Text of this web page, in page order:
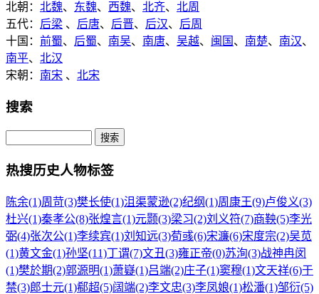
北朝： 北魏、 东魏、 西魏、 北齐、 北周
五代： 后梁 、 后唐、 后晋、 后汉、 后周
十国： 前蜀、 后蜀、 南吴、 南唐、 吴越、 闽国 、 南楚、 南汉、
南平、 北汉
宋朝： 南宋 、 北宋
搜索
热搜历史人物标签
陈余(1)周苛(3)樊长使(1)沮渠蒙逊(2)纪纲(1)周康王(9)卢俊义(3)
杜兴(1)秦孝公(8)张煌言(1)元颢(3)梁习(2)刘义符(7)商鞅(5)李光
弼(4)张次公(1)李续宾(1)刘知远(3)荀彧(6)宋濂(6)宋度宗(2)吴苋
(1)黄文金(1)孙坚(11)丁谓(7)文丑(3)雍正帝(0)苏洵(3)战神冉闵
(1)樊於期(2)郭源明(1)萧嶷(1)吕端(2)庄子(1)窦穆(1)文天祥(6)于
禁(3)郎士元(1)郗超(5)阔端(2)李文忠(3)李凤娘(1)松潘(1)邹衍(5)